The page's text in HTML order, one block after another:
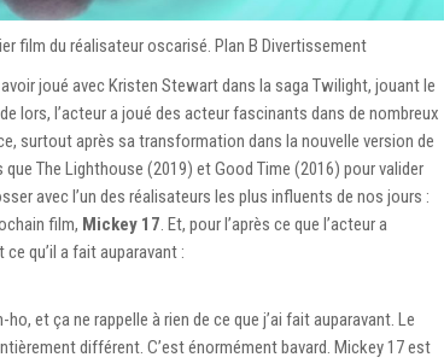
film du réalisateur oscarisé. Plan B Divertissement
joué avec Kristen Stewart dans la saga Twilight, jouant le
lors, l’acteur a joué des acteur fascinants dans de nombreux
surtout après sa transformation dans la nouvelle version de
The Lighthouse (2019) et Good Time (2016) pour valider
avec l’un des réalisateurs les plus influents de nos jours :
film, Mickey 17. Et, pour l’après ce que l’acteur a
qu’il a fait auparavant :
et ça ne rappelle à rien de ce que j’ai fait auparavant. Le
différent. C’est énormément bavard. Mickey 17 est